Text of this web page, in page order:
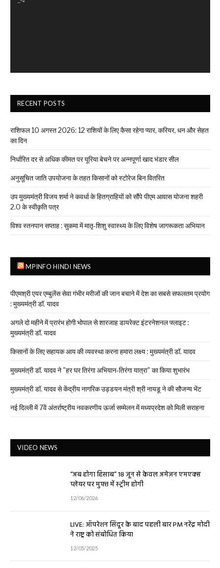
RECENT POSTS
राशिफल 10 अगस्त 2026: 12 राशियों के लिए कैसा रहेगा प्यार, करियर, धन और सेहत
का दिन
निर्धारित दर से अधिक कीमत पर यूरिया बेचने पर अन्नपूर्णा खाद भंडार सील
अनुसूचित जाति उपयोजना के तहत किसानों को स्टोरेज बिन वितरित
उप मुख्यमंत्री विजय शर्मा ने कवर्धा के हितग्राहियों को सौंपे पीएम आवास योजना शहरी
2.0 के स्वीकृति पत्र
विश्व स्तनपान सप्ताह : सुकमा में मातृ-शिशु स्वास्थ्य के लिए विशेष जागरूकता अभियान
MPINFO HINDI NEWS
पीएमश्री एयर एम्बुलेंस सेवा गंभीर मरीजों की जान बचाने में देश का सबसे सफलतम प्रयोग
: मुख्यमंत्री डॉ. यादव
अगले दो महीने में प्रारंभ होगी भोपाल से शारजाह डायरेक्ट इंटरनेशनल फ्लाइट :
मुख्यमंत्री डॉ. यादव
किसानों के लिए सहायक आय की व्यवस्था करना हमारा लक्ष्य : मुख्यमंत्री डॉ. यादव
मुख्यमंत्री डॉ. यादव ने "हर घर तिरंगा अभियान-तिरंगा यात्रा" का किया शुभारंभ
मुख्यमंत्री डॉ. यादव से केंद्रीय नागरिक उड्डयन मंत्री श्री नायडू ने की सौजन्य भेंट
नई दिल्ली में 7वें अंतर्राष्ट्रीय नवकरणीय ऊर्जा सम्मेलन में मध्यप्रदेश को मिली सराहना
VIDEO NEWS
“अब होगा हिसाब” 18 जून से केवल अमेज़न एमएक्स
प्लेयर पर मुफ्त में स्ट्रीम होगी
12/06/2026
LIVE: ऑपरेशन सिंदूर के बाद पहली बार PM नरेंद्र मोदी
ने राष्ट्र को संबोधित किया
12/05/2025